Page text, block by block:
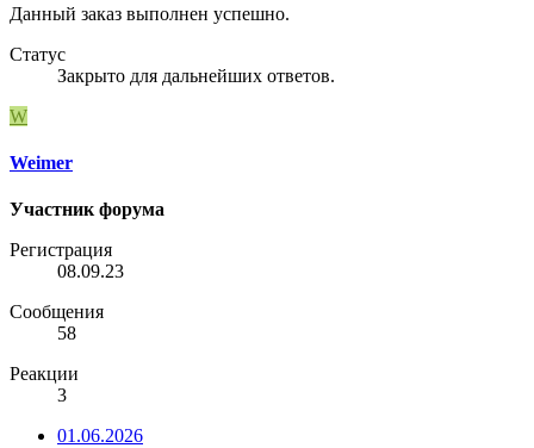
Данный заказ выполнен успешно.
Статус
Закрыто для дальнейших ответов.
W
Weimer
Участник форума
Регистрация
08.09.23
Сообщения
58
Реакции
3
01.06.2026